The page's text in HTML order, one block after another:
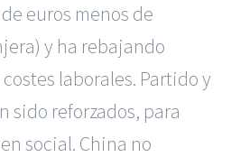
euros menos de
y ha rebajando
laborales. Partido y
sido reforzados, para
social. China no